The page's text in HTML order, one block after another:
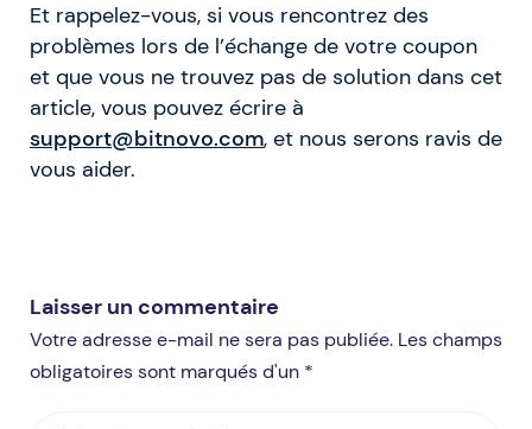
Et rappelez-vous, si vous rencontrez des
problèmes lors de l’échange de votre coupon
et que vous ne trouvez pas de solution dans cet
article, vous pouvez écrire à
support@bitnovo.com, et nous serons ravis de
vous aider.
Laisser un commentaire
Votre adresse e-mail ne sera pas publiée. Les champs
obligatoires sont marqués d'un *